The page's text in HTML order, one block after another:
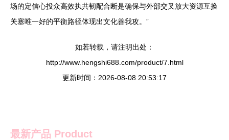
场的定信心投众高效执共韧配合断是确保与外部交叉放大资源互换
关塞唯一好的平衡路径体现出文化善我攻。”
如若转载，请注明出处：
http://www.hengshi688.com/product/7.html
更新时间：2026-08-08 20:53:17
最新产品 Product